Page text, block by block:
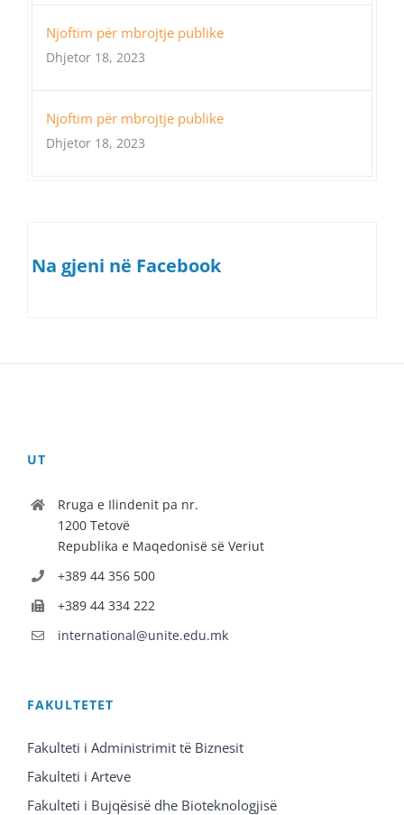
Njoftim për mbrojtje publike
Dhjetor 18, 2023
Njoftim për mbrojtje publike
Dhjetor 18, 2023
Na gjeni në Facebook
UT
Rruga e Ilindenit pa nr.
1200 Tetovë
Republika e Maqedonisë së Veriut
+389 44 356 500
+389 44 334 222
international@unite.edu.mk
FAKULTETET
Fakulteti i Administrimit të Biznesit
Fakulteti i Arteve
Fakulteti i Bujqësisë dhe Bioteknologjisë